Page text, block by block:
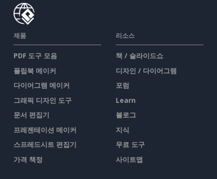
제품
PDF 도구 모음
플립북 메이커
다이어그램 메이커
그래픽 디자인 도구
문서 편집기
프레젠테이션 메이커
스프레드시트 편집기
가격 책정
리소스
책 / 슬라이드쇼
디자인 / 다이어그램
포럼
Learn
블로그
지식
무료 도구
사이트맵